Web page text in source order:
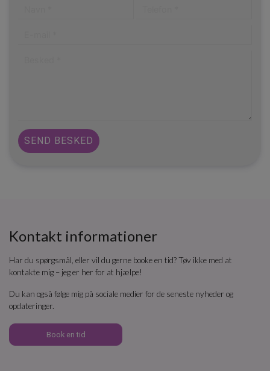
Kontakt informationer
Har du spørgsmål, eller vil du gerne booke en tid? Tøv ikke med at
kontakte mig – jeg er her for at hjælpe!
Du kan også følge mig på sociale medier for de seneste nyheder og
opdateringer.
Book en tid